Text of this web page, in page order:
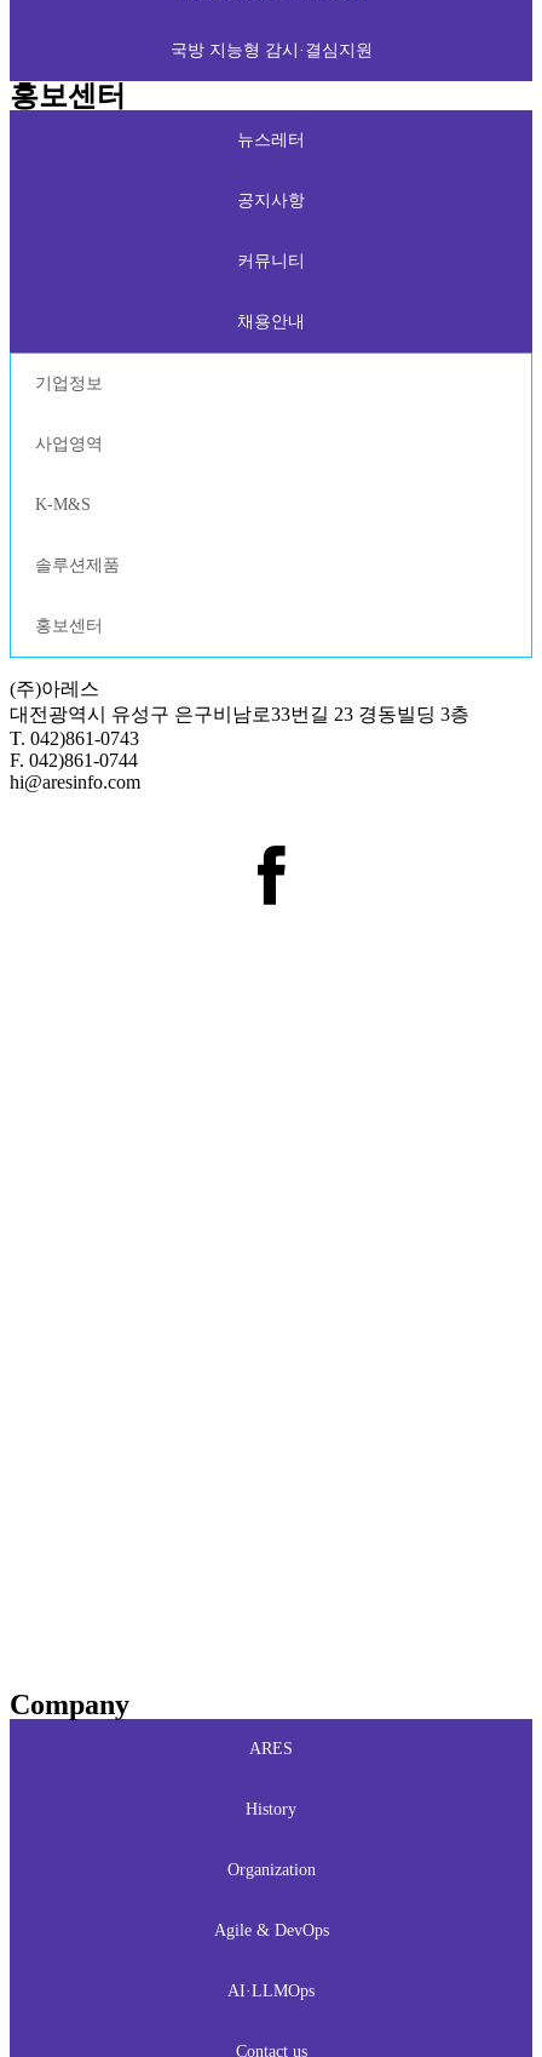
국방 지능형 감시·결심지원
홍보센터
뉴스레터
공지사항
커뮤니티
채용안내
기업정보
사업영역
K-M&S
솔루션제품
홍보센터
(주)아레스
대전광역시 유성구 은구비남로33번길 23 경동빌딩 3층
T. 042)861-0743
F. 042)861-0744
hi@aresinfo.com
Company
ARES
History
Organization
Agile & DevOps
AI·LLMOps
Contact us